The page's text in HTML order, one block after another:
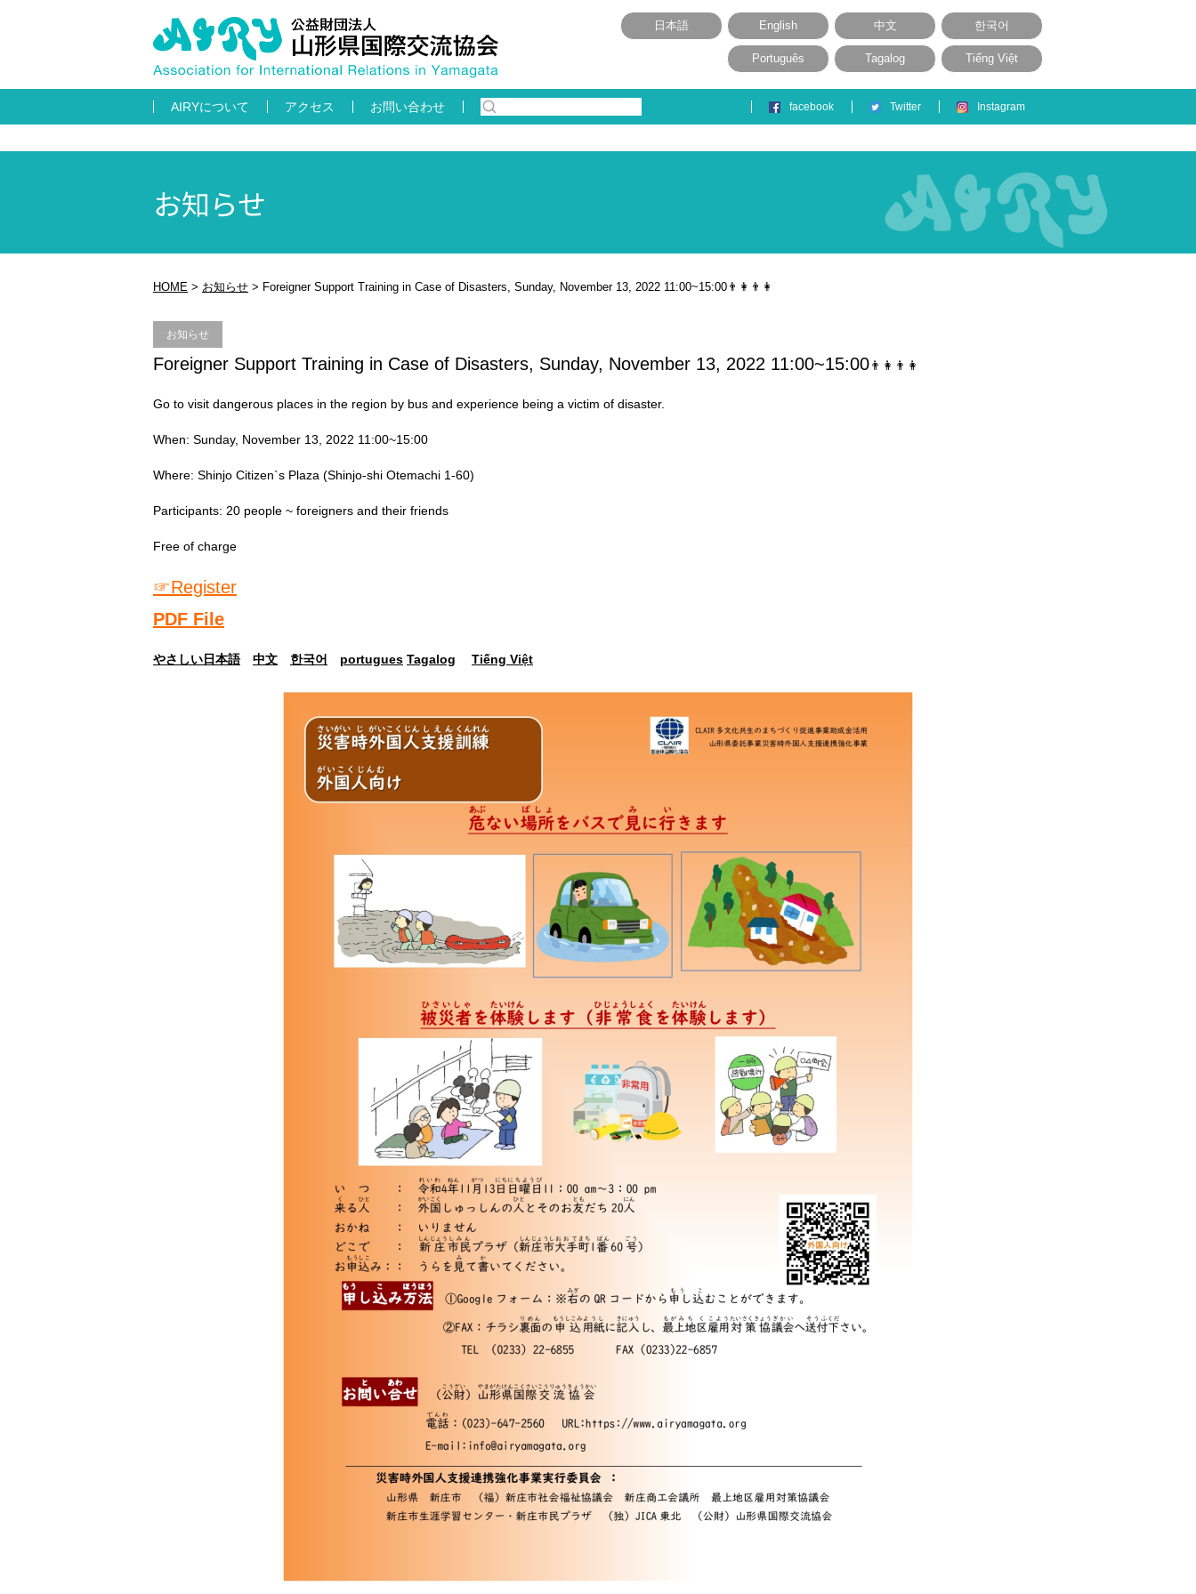
日本語 English 中文 한국어
Português Tagalog Tiếng Việt
AIRYについて アクセス お問い合わせ facebook Twitter Instagram
お知らせ
HOME > お知らせ > Foreigner Support Training in Case of Disasters, Sunday, November 13, 2022 11:00~15:00👨👩👨👩
お知らせ
Foreigner Support Training in Case of Disasters, Sunday, November 13, 2022 11:00~15:00👨👩👨👩
Go to visit dangerous places in the region by bus and experience being a victim of disaster.
When: Sunday, November 13, 2022 11:00~15:00
Where: Shinjo Citizen`s Plaza (Shinjo-shi Otemachi 1-60)
Participants: 20 people ~ foreigners and their friends
Free of charge
☞Register
PDF File
やさしい日本語 中文 한국어 portugues Tagalog Tiếng Việt